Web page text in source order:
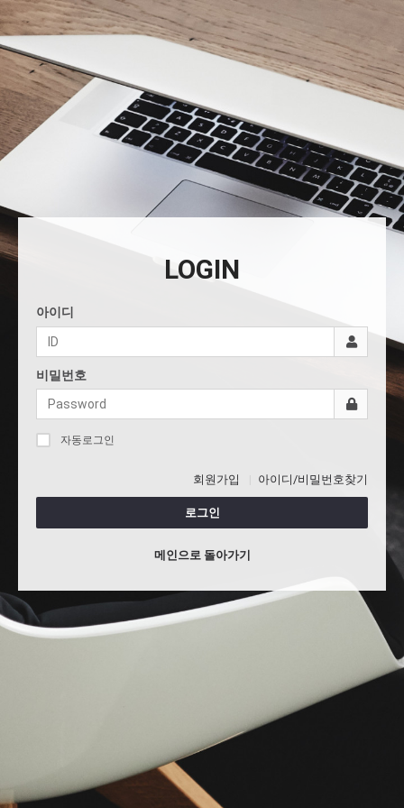
LOGIN
아이디
비밀번호
자동로그인
회원가입 아이디/비밀번호찾기
로그인
메인으로 돌아가기